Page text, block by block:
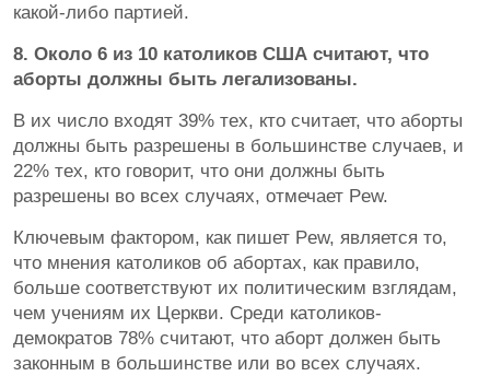
какой-либо партией.
8. Около 6 из 10 католиков США считают, что
аборты должны быть легализованы.
В их число входят 39% тех, кто считает, что аборты
должны быть разрешены в большинстве случаев, и
22% тех, кто говорит, что они должны быть
разрешены во всех случаях, отмечает Pew.
Ключевым фактором, как пишет Pew, является то,
что мнения католиков об абортах, как правило,
больше соответствуют их политическим взглядам,
чем учениям их Церкви. Среди католиков-
демократов 78% считают, что аборт должен быть
законным в большинстве или во всех случаях.